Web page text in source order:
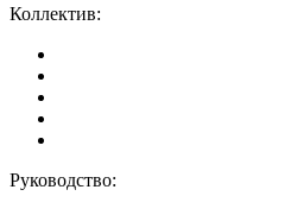
Коллектив:
Руководство: